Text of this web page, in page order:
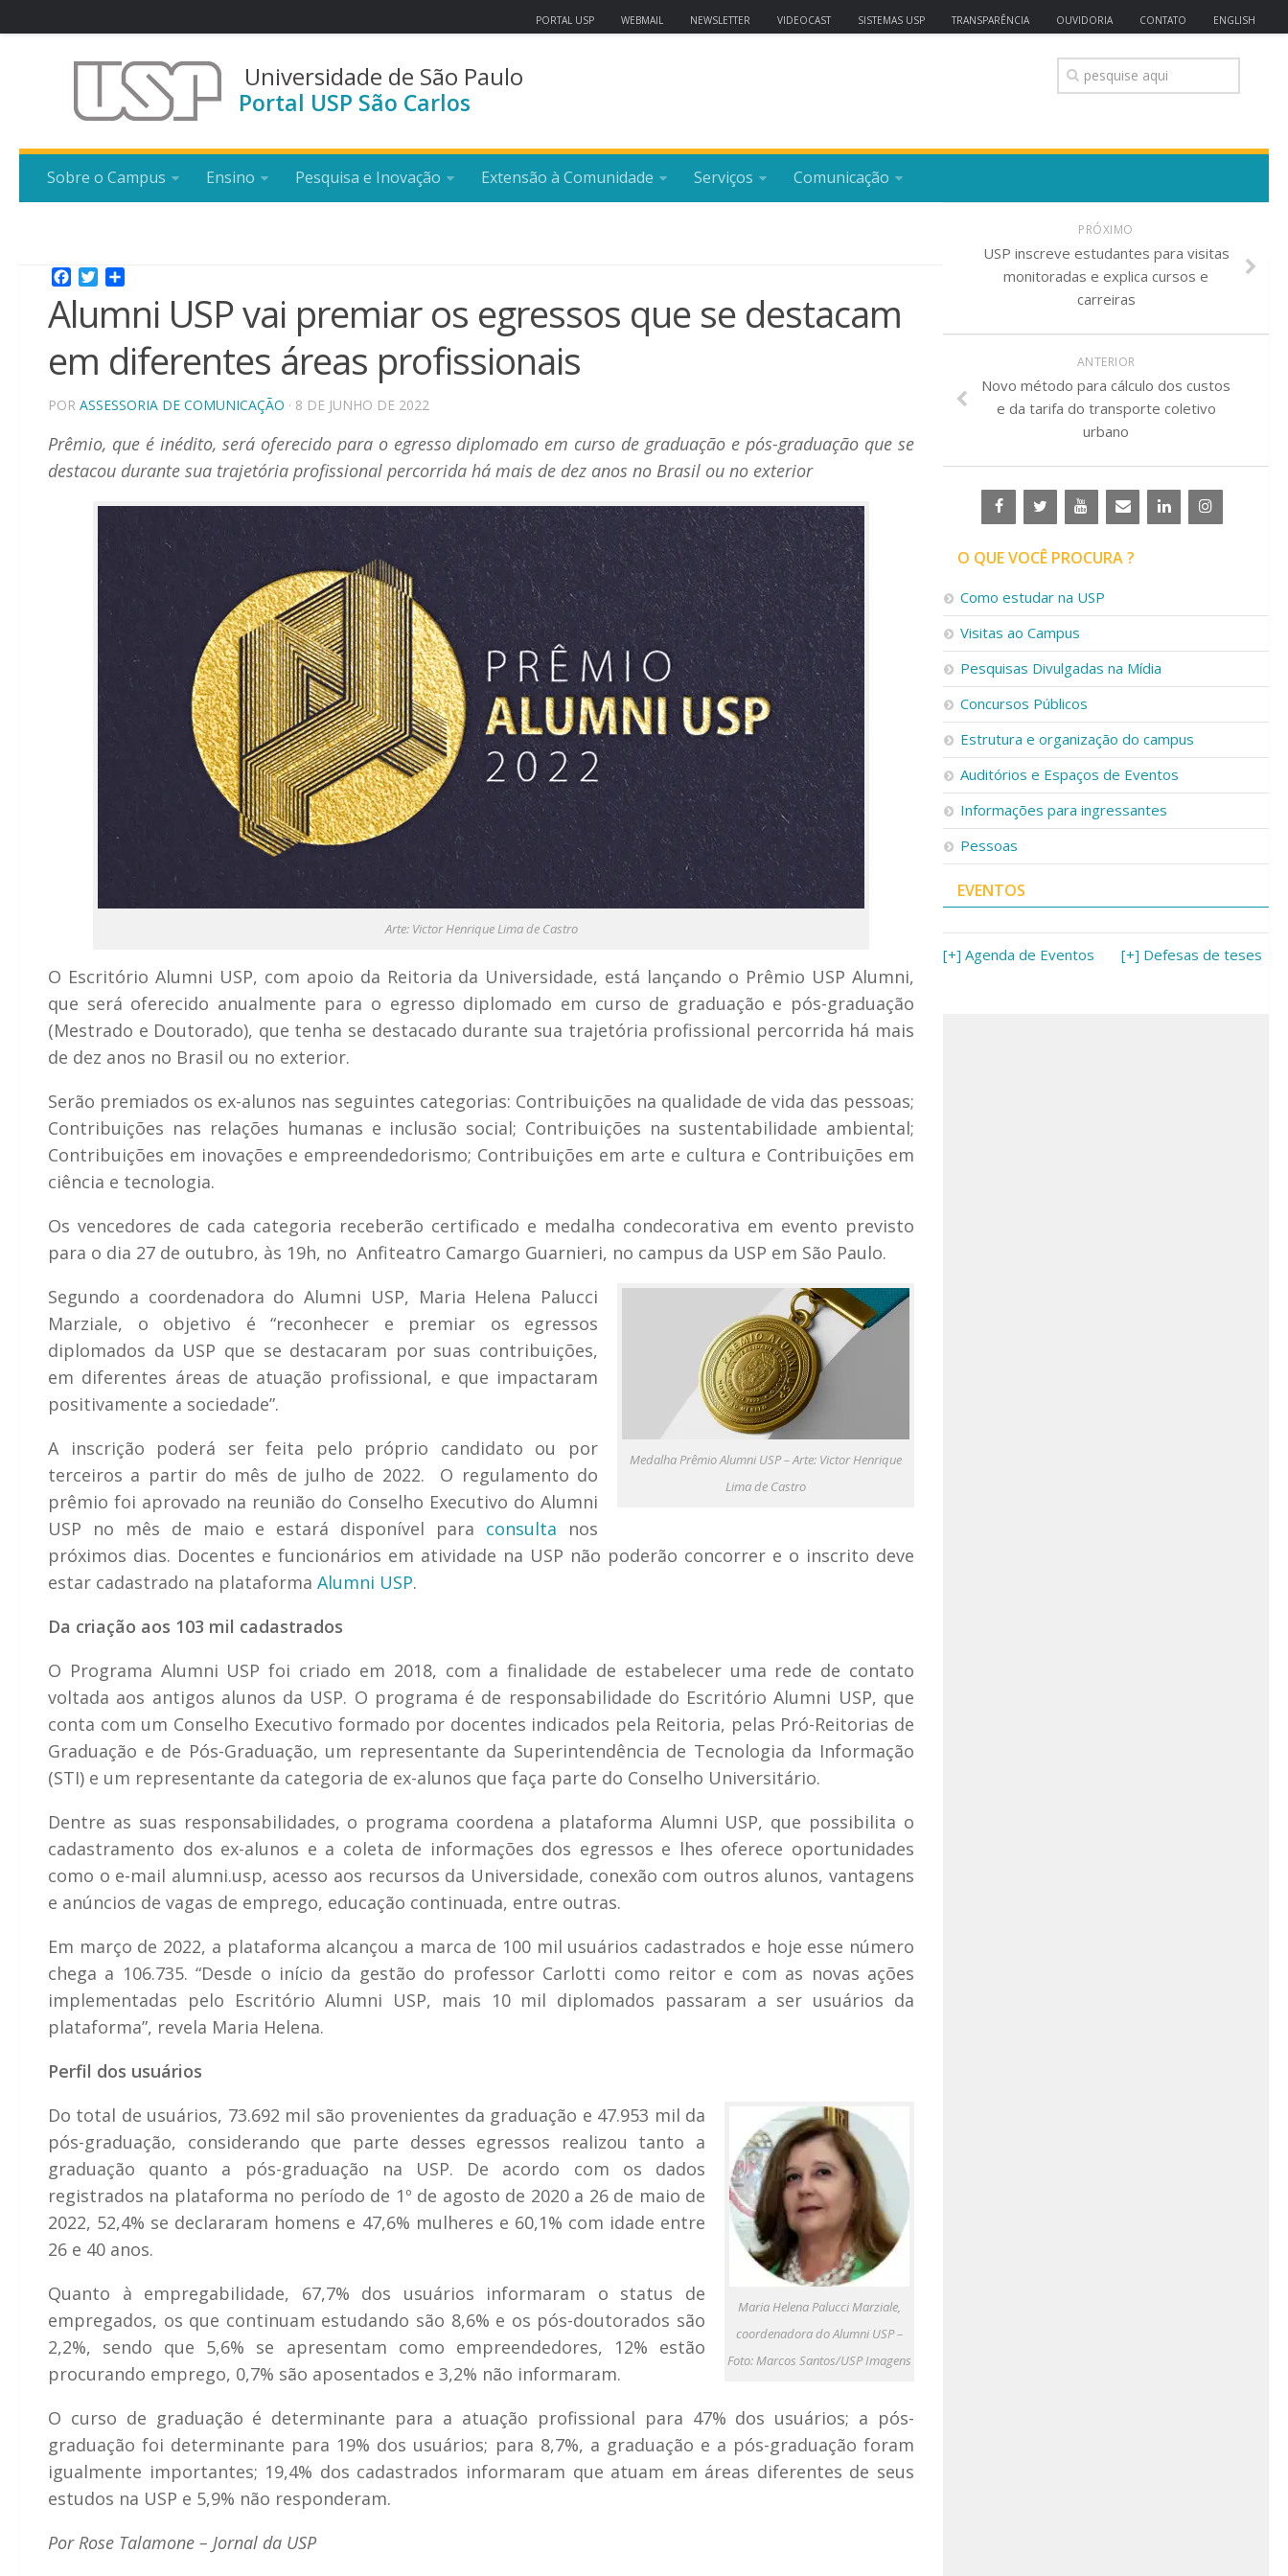
PORTAL USP WEBMAIL NEWSLETTER VIDEOCAST SISTEMAS USP TRANSPARÊNCIA OUVIDORIA CONTATO ENGLISH
Universidade de São Paulo
Portal USP São Carlos
Sobre o Campus Ensino Pesquisa e Inovação Extensão à Comunidade Serviços Comunicação
Facebook
Twitter
Alumni USP vai premiar os egressos que se destacam
em diferentes áreas profissionais
POR ASSESSORIA DE COMUNICAÇÃO · 8 DE JUNHO DE 2022
Prêmio, que é inédito, será oferecido para o egresso diplomado em curso de graduação e pós-graduação que se
destacou durante sua trajetória profissional percorrida há mais de dez anos no Brasil ou no exterior
Arte: Victor Henrique Lima de Castro
O Escritório Alumni USP, com apoio da Reitoria da Universidade, está lançando o Prêmio USP Alumni,
que será oferecido anualmente para o egresso diplomado em curso de graduação e pós-graduação
(Mestrado e Doutorado), que tenha se destacado durante sua trajetória profissional percorrida há mais
de dez anos no Brasil ou no exterior.
Serão premiados os ex-alunos nas seguintes categorias: Contribuições na qualidade de vida das pessoas;
Contribuições nas relações humanas e inclusão social; Contribuições na sustentabilidade ambiental;
Contribuições em inovações e empreendedorismo; Contribuições em arte e cultura e Contribuições em
ciência e tecnologia.
Os vencedores de cada categoria receberão certificado e medalha condecorativa em evento previsto
para o dia 27 de outubro, às 19h, no Anfiteatro Camargo Guarnieri, no campus da USP em São Paulo.
Medalha Prêmio Alumni USP – Arte: Victor Henrique
Lima de Castro
Segundo a coordenadora do Alumni USP, Maria Helena Palucci
Marziale, o objetivo é “reconhecer e premiar os egressos
diplomados da USP que se destacaram por suas contribuições,
em diferentes áreas de atuação profissional, e que impactaram
positivamente a sociedade”.
A inscrição poderá ser feita pelo próprio candidato ou por
terceiros a partir do mês de julho de 2022. O regulamento do
prêmio foi aprovado na reunião do Conselho Executivo do Alumni
USP no mês de maio e estará disponível para consulta nos
próximos dias. Docentes e funcionários em atividade na USP não poderão concorrer e o inscrito deve
estar cadastrado na plataforma Alumni USP.
Da criação aos 103 mil cadastrados
O Programa Alumni USP foi criado em 2018, com a finalidade de estabelecer uma rede de contato
voltada aos antigos alunos da USP. O programa é de responsabilidade do Escritório Alumni USP, que
conta com um Conselho Executivo formado por docentes indicados pela Reitoria, pelas Pró-Reitorias de
Graduação e de Pós-Graduação, um representante da Superintendência de Tecnologia da Informação
(STI) e um representante da categoria de ex-alunos que faça parte do Conselho Universitário.
Dentre as suas responsabilidades, o programa coordena a plataforma Alumni USP, que possibilita o
cadastramento dos ex-alunos e a coleta de informações dos egressos e lhes oferece oportunidades
como o e-mail alumni.usp, acesso aos recursos da Universidade, conexão com outros alunos, vantagens
e anúncios de vagas de emprego, educação continuada, entre outras.
Em março de 2022, a plataforma alcançou a marca de 100 mil usuários cadastrados e hoje esse número
chega a 106.735. “Desde o início da gestão do professor Carlotti como reitor e com as novas ações
implementadas pelo Escritório Alumni USP, mais 10 mil diplomados passaram a ser usuários da
plataforma”, revela Maria Helena.
Perfil dos usuários
Maria Helena Palucci Marziale,
coordenadora do Alumni USP –
Foto: Marcos Santos/USP Imagens
Do total de usuários, 73.692 mil são provenientes da graduação e 47.953 mil da
pós-graduação, considerando que parte desses egressos realizou tanto a
graduação quanto a pós-graduação na USP. De acordo com os dados
registrados na plataforma no período de 1º de agosto de 2020 a 26 de maio de
2022, 52,4% se declararam homens e 47,6% mulheres e 60,1% com idade entre
26 e 40 anos.
Quanto à empregabilidade, 67,7% dos usuários informaram o status de
empregados, os que continuam estudando são 8,6% e os pós-doutorados são
2,2%, sendo que 5,6% se apresentam como empreendedores, 12% estão
procurando emprego, 0,7% são aposentados e 3,2% não informaram.
O curso de graduação é determinante para a atuação profissional para 47% dos usuários; a pós-
graduação foi determinante para 19% dos usuários; para 8,7%, a graduação e a pós-graduação foram
igualmente importantes; 19,4% dos cadastrados informaram que atuam em áreas diferentes de seus
estudos na USP e 5,9% não responderam.
Por Rose Talamone – Jornal da USP
PRÓXIMO
USP inscreve estudantes para visitas
monitoradas e explica cursos e
carreiras
ANTERIOR
Novo método para cálculo dos custos
e da tarifa do transporte coletivo
urbano
O QUE VOCÊ PROCURA ?
Como estudar na USP
Visitas ao Campus
Pesquisas Divulgadas na Mídia
Concursos Públicos
Estrutura e organização do campus
Auditórios e Espaços de Eventos
Informações para ingressantes
Pessoas
EVENTOS
[+] Agenda de Eventos [+] Defesas de teses